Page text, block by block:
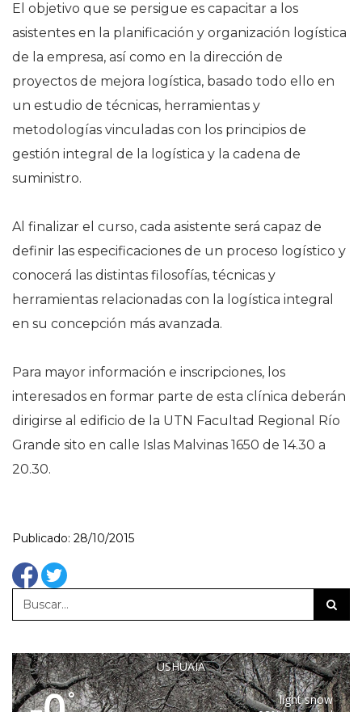
El objetivo que se persigue es capacitar a los
asistentes en la planificación y organización logística
de la empresa, así como en la dirección de
proyectos de mejora logística, basado todo ello en
un estudio de técnicas, herramientas y
metodologías vinculadas con los principios de
gestión integral de la logística y la cadena de
suministro.
Al finalizar el curso, cada asistente será capaz de
definir las especificaciones de un proceso logístico y
conocerá las distintas filosofías, técnicas y
herramientas relacionadas con la logística integral
en su concepción más avanzada.
Para mayor información e inscripciones, los
interesados en formar parte de esta clínica deberán
dirigirse al edificio de la UTN Facultad Regional Río
Grande sito en calle Islas Malvinas 1650 de 14.30 a
20.30.
Publicado: 28/10/2015
USHUAIA
°
light snow